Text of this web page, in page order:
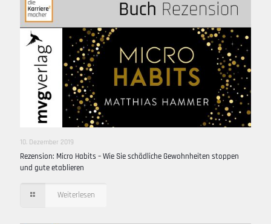
10. Dezember 2019
Rezension: Micro Habits – Wie Sie schädliche Gewohnheiten stoppen
und gute etablieren
Weiterlesen